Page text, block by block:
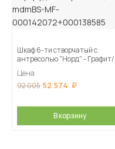
Шкаф 6-ти створчатый с
антресолью "Норд" - Графит/
Цена
92 005 52 574
В корзину